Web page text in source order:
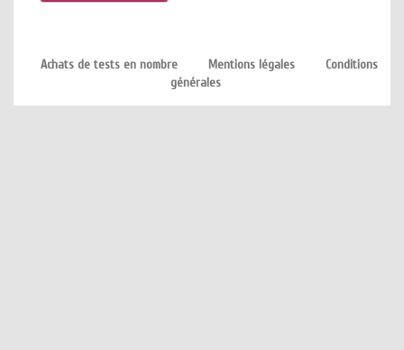
Achats de tests en nombre Mentions légales
Conditions
générales